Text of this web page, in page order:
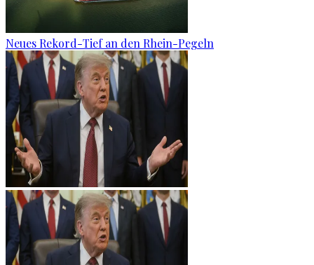
Neues Rekord-Tief an den Rhein-Pegeln